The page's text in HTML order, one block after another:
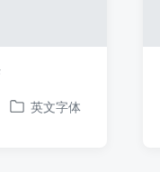
发
英文字体